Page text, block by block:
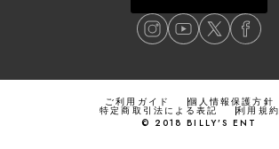
ご利用ガイド 個人情報保護方針
特定商取引法による表記
利用規約
© 2018 BILLY’S ENT